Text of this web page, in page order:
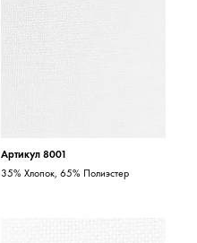
Артикул 8001
35% Хлопок, 65% Полиэстер